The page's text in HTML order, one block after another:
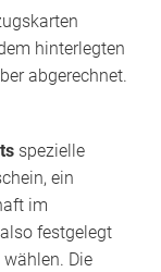
hinterlegten
abgerechnet.
spezielle
ein
im
festgelegt
Die